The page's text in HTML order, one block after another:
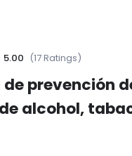
5.00 (17 Ratings)
prevención
alcohol,